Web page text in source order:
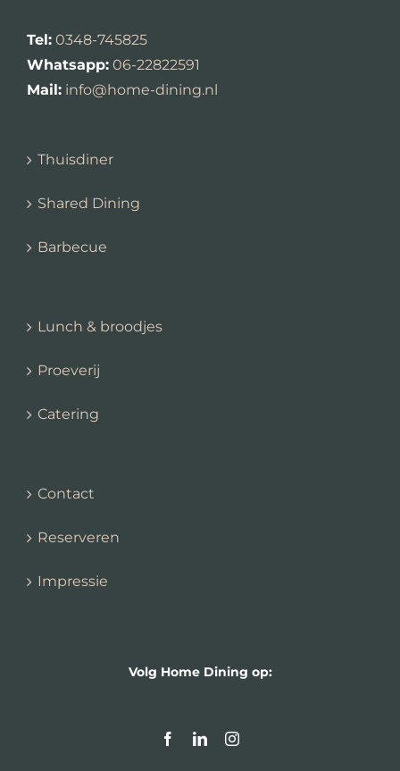
Tel: 0348-745825
Whatsapp: 06-22822591
Mail: info@home-dining.nl
Thuisdiner
Shared Dining
Barbecue
Lunch & broodjes
Proeverij
Catering
Contact
Reserveren
Impressie
Volg Home Dining op:
FacebookLinkedInInstagram